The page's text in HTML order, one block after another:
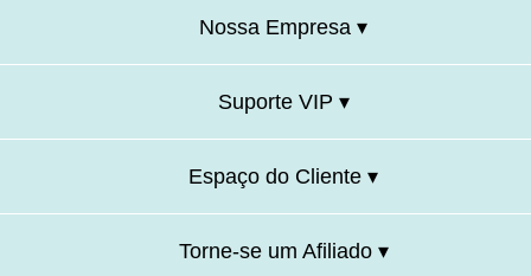
Nossa Empresa ▾
Suporte VIP ▾
Espaço do Cliente ▾
Torne-se um Afiliado ▾